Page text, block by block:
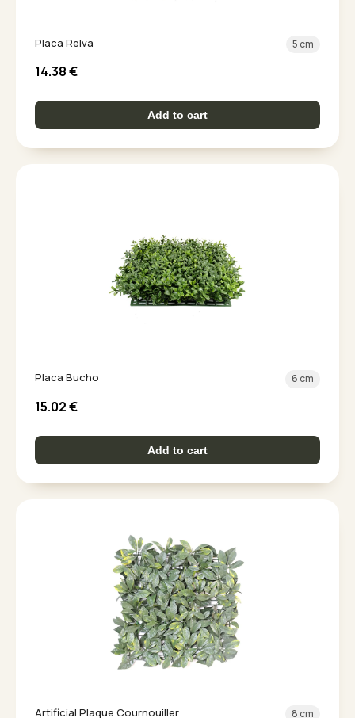
Placa Relva 5 cm
14.38€
Add to cart
Placa Bucho 6 cm
15.02€
Add to cart
Artificial Plaque Cournouiller 8 cm